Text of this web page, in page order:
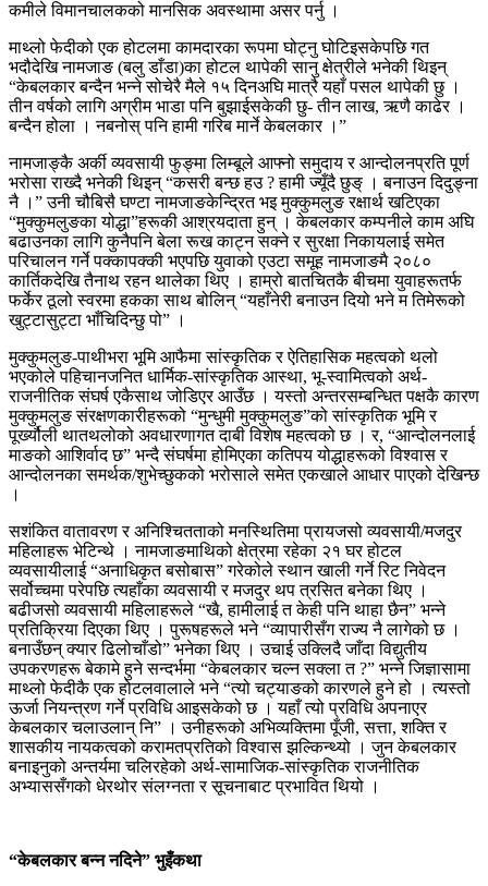
कमीले विमानचालकको मानसिक अवस्थामा असर पर्नु ।
माथ्लो फेदीको एक होटलमा कामदारका रूपमा घोट्नु घोटिइसकेपछि गत
भदौदेखि नामजाङ (बलु डाँडा)का होटल थापेकी सानु क्षेत्रीले भनेकी थिइन्
“केबलकार बन्दैन भन्ने सोचेरै मैले १५ दिनअघि मात्रै यहाँ पसल थापेकी छु ।
तीन वर्षको लागि अग्रीम भाडा पनि बुझाईसकेकी छु- तीन लाख, ऋणै काढेर ।
बन्दैन होला । नबनोस् पनि हामी गरिब मार्ने केबलकार ।”
नामजाङ्कै अर्की व्यवसायी फुङ्मा लिम्बूले आफ्नो समुदाय र आन्दोलनप्रति पूर्ण
भरोसा राख्दै भनेकी थिइन् “कसरी बन्छ हउ ? हामी ज्यूँदै छुङ् । बनाउन दिदुङ्ना
नै ।” उनी चौबिसै घण्टा नामजाङकेन्द्रित भइ मुक्कुमलुङ रक्षार्थ खटिएका
“मुक्कुमलुङका योद्धा”हरूकी आश्रयदाता हुन् । केबलकार कम्पनीले काम अघि
बढाउनका लागि कुनैपनि बेला रूख काट्न सक्ने र सुरक्षा निकायलाई समेत
परिचालन गर्ने पक्कापक्की भएपछि युवाको एउटा समूह नामजाङमै २०८०
कार्तिकदेखि तैनाथ रहन थालेका थिए । हाम्रो बातचितकै बीचमा युवाहरूतर्फ
फर्केर ठूलो स्वरमा हकका साथ बोलिन् “यहाँनेरी बनाउन दियो भने म तिमेरूको
खुट्टासुट्टा भाँचिदिन्छु पो” ।
मुक्कुमलुङ-पाथीभरा भूमि आफैमा सांस्कृतिक र ऐतिहासिक महत्वको थलो
भएकोले पहिचानजनित धार्मिक-सांस्कृतिक आस्था, भू-स्वामित्वको अर्थ-
राजनीतिक संघर्ष एकैसाथ जोडिएर आउँछ । यस्तो अन्तरसम्बन्धित पक्षकै कारण
मुक्कुमलुङ संरक्षणकारीहरूको “मुन्धुमी मुक्कुमलुङ”को सांस्कृतिक भूमि र
पूर्ख्यौली थातथलोको अवधारणागत दाबी विशेष महत्वको छ । र, “आन्दोलनलाई
माङको आशिर्वाद छ” भन्दै संघर्षमा होमिएका कतिपय योद्धाहरूको विश्वास र
आन्दोलनका समर्थक/शुभेच्छुकको भरोसाले समेत एकखाले आधार पाएको देखिन्छ
।
सशंकित वातावरण र अनिश्चितताको मनस्थितिमा प्रायजसो व्यवसायी/मजदुर
महिलाहरू भेटिन्थे । नामजाङमाथिको क्षेत्रमा रहेका २१ घर होटल
व्यवसायीलाई “अनाधिकृत बसोबास” गरेकोले स्थान खाली गर्ने रिट निवेदन
सर्वोच्चमा परेपछि त्यहाँका व्यवसायी र मजदुर थप त्रसित बनेका थिए ।
बढीजसो व्यवसायी महिलाहरूले “खै, हामीलाई त केही पनि थाहा छैन” भन्ने
प्रतिक्रिया दिएका थिए । पुरूषहरूले भने “व्यापारीसँग राज्य नै लागेको छ ।
बनाउँछन् क्यार ढिलोचाँडो” भनेका थिए । उचाई उक्लिदै जाँदा विद्युतीय
उपकरणहरू बेकामे हुने सन्दर्भमा “केबलकार चल्न सक्ला त ?” भन्ने जिज्ञासामा
माथ्लो फेदीकै एक होटलवालाले भने “त्यो चट्याङको कारणले हुने हो । त्यस्तो
ऊर्जा नियन्त्रण गर्ने प्रविधि आइसकेको छ । यहाँ त्यो प्रविधि अपनाएर
केबलकार चलाउलान् नि” । उनीहरूको अभिव्यक्तिमा पूँजी, सत्ता, शक्ति र
शासकीय नायकत्वको करामतप्रतिको विश्वास झल्किन्थ्यो । जुन केबलकार
बनाइनुको अन्तर्यमा चलिरहेको अर्थ-सामाजिक-सांस्कृतिक राजनीतिक
अभ्याससँगको धेरथोर संलग्नता र सूचनाबाट प्रभावित थियो ।
“केबलकार बन्न नदिने” भुइँकथा